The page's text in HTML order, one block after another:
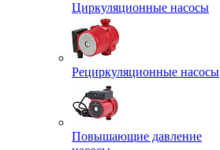
Циркуляционные насосы
Рециркуляционные насосы
Повышающие давление